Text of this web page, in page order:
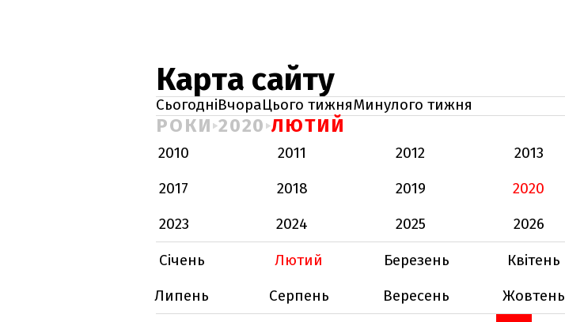
Карта сайту
СьогодніВчораЦього тижняМинулого тижня
РОКИ 2020 ЛЮТИЙ
2010 2011 2012 2013
2017
2018 2019 2020
2023
2024 2025
2026
Січень
Лютий Березень Квітень
Липень
Серпень Вересень Жовтень